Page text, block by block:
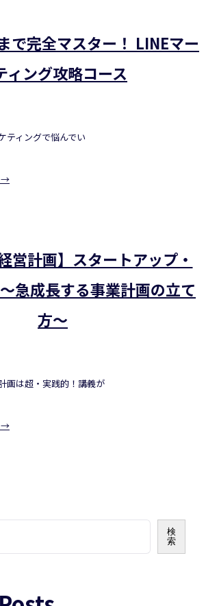
で完全マスター！ LINEマー
ィング攻略コース
ティングで悩んでい
→
営計画】スタートアップ・
急成長する事業計画の立て
方～
画は超・実践的！講義が
→
検
索